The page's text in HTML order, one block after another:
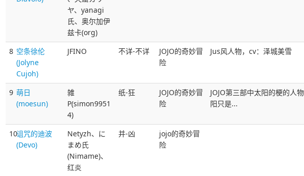
ヤ、yanagi
氏、奥尔加伊
兹卡(org)
8 空条徐伦
(Jolyne
Cujoh)
JFINO 不详-不详
JOJO的奇妙冒
险
Jus风人物，cv：泽城美雪
9 萌日
(moesun)
雑
P(simon9951
4)
纸-狂
JOJO的奇妙冒
险
JOJO第三部中太阳的梗的人
阳只是...
10诅咒的迪波
(Devo)
Netyzh、に
まめ氏
(Nimame)、
红炎
并-凶
jojo的奇妙冒
险